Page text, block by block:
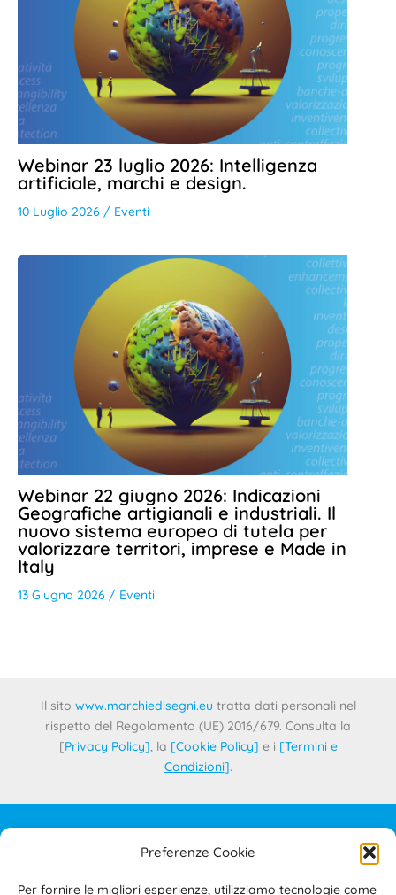
Preferenze Cookie
Per fornire le migliori esperienze, utilizziamo tecnologie come
Webinar 23 luglio 2026: Intelligenza
artificiale, marchi e design.
10 Luglio 2026 / Eventi
Webinar 22 giugno 2026: Indicazioni
Geografiche artigianali e industriali. Il
nuovo sistema europeo di tutela per
valorizzare territori, imprese e Made in
Italy
13 Giugno 2026 / Eventi
Il sito www.marchiedisegni.eu tratta dati personali nel
rispetto del Regolamento (UE) 2016/679. Consulta la
[Privacy Policy], la [Cookie Policy] e i [Termini e
Condizioni].
IL PROGETTO